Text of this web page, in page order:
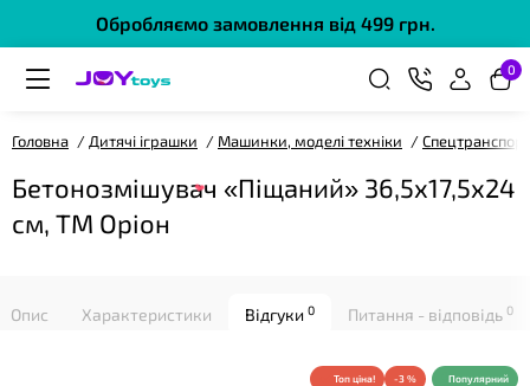
Обробляємо замовлення від 499 грн.
0
Головна Дитячі іграшки Машинки, моделі техніки Спецтранспорт
Бетонозмішувач «Піщаний» 36,5х17,5х24
см, ТМ Оріон
Опис Характеристики Відгуки 0 Питання - відповідь 0
Топ ціна! -3 % Популярний
❤